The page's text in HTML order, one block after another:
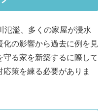
氾濫、多くの家屋が浸水
の影響から過去に例を見
る家を新築するに際して
策を練る必要がありま